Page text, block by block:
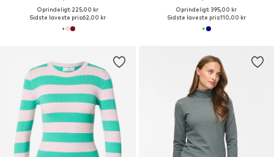
Oprindeligt: 225,00 kr
Sidste laveste pris:62,00 kr
Oprindeligt: 395,00 kr
Sidste laveste pris:110,00 kr